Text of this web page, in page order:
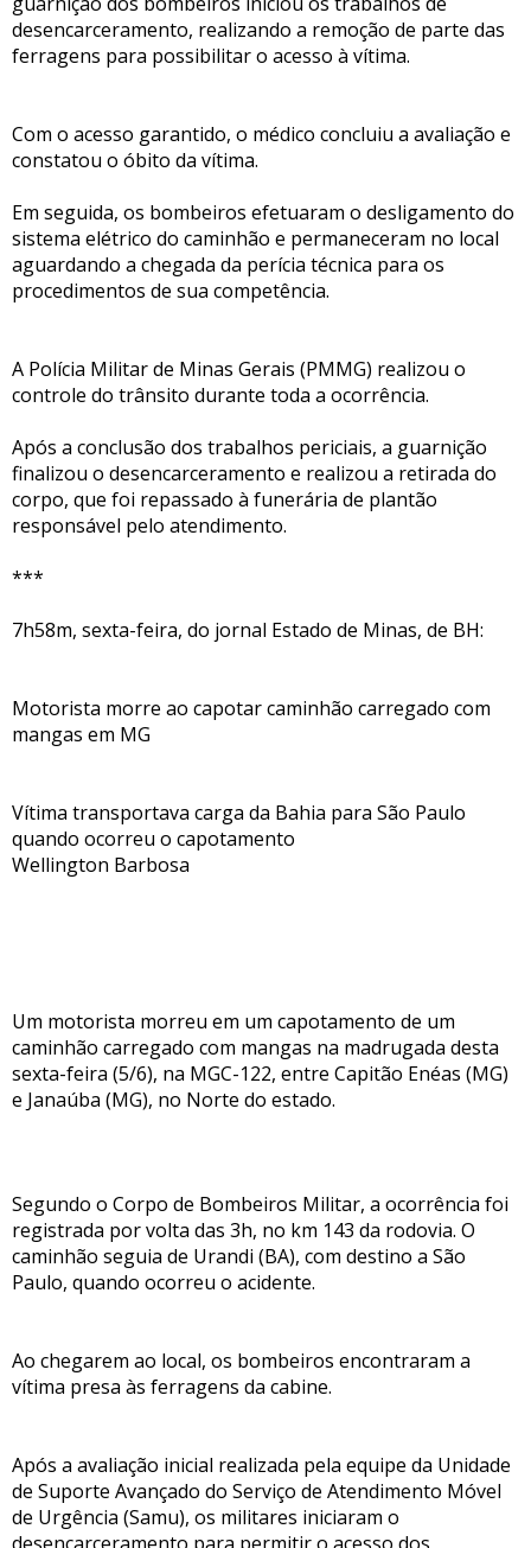
desencarceramento, realizando a remoção de parte das
ferragens para possibilitar o acesso à vítima.
Com o acesso garantido, o médico concluiu a avaliação e
constatou o óbito da vítima.
Em seguida, os bombeiros efetuaram o desligamento do
sistema elétrico do caminhão e permaneceram no local
aguardando a chegada da perícia técnica para os
procedimentos de sua competência.
A Polícia Militar de Minas Gerais (PMMG) realizou o
controle do trânsito durante toda a ocorrência.
Após a conclusão dos trabalhos periciais, a guarnição
finalizou o desencarceramento e realizou a retirada do
corpo, que foi repassado à funerária de plantão
responsável pelo atendimento.
***
7h58m, sexta-feira, do jornal Estado de Minas, de BH:
Motorista morre ao capotar caminhão carregado com
mangas em MG
Vítima transportava carga da Bahia para São Paulo
quando ocorreu o capotamento
Wellington Barbosa
Um motorista morreu em um capotamento de um
caminhão carregado com mangas na madrugada desta
sexta-feira (5/6), na MGC-122, entre Capitão Enéas (MG)
e Janaúba (MG), no Norte do estado.
Segundo o Corpo de Bombeiros Militar, a ocorrência foi
registrada por volta das 3h, no km 143 da rodovia. O
caminhão seguia de Urandi (BA), com destino a São
Paulo, quando ocorreu o acidente.
Ao chegarem ao local, os bombeiros encontraram a
vítima presa às ferragens da cabine.
Após a avaliação inicial realizada pela equipe da Unidade
de Suporte Avançado do Serviço de Atendimento Móvel
de Urgência (Samu), os militares iniciaram o